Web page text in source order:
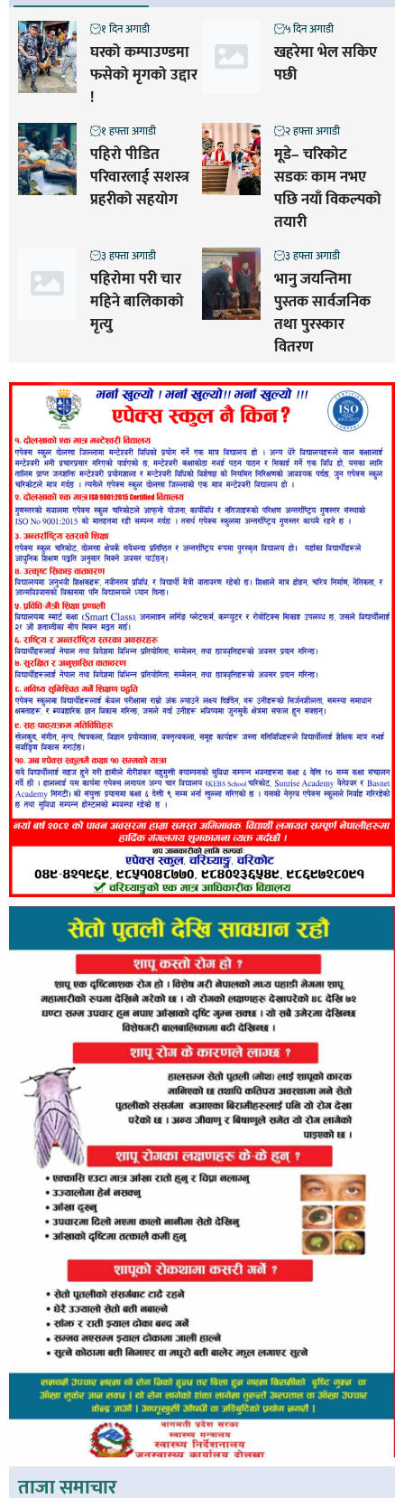
घरको कम्पाउण्डमा
फसेको मृगको उद्दार
!
१ दिन अगाडी
खहरेमा भेल सकिए
पछी
५ दिन अगाडी
पहिरो पीडित
परिवारलाई सशस्त्र
प्रहरीको सहयोग
१ हफ्ता अगाडी
मूडे– चरिकोट
सडकः काम नभए
पछि नयाँ विकल्पको
तयारी
२ हफ्ता अगाडी
पहिरोमा परी चार
महिने बालिकाको
मृत्यु
३ हफ्ता अगाडी
भानु जयन्तिमा
पुस्तक सार्वजनिक
तथा पुरस्कार
वितरण
३ हफ्ता अगाडी
ताजा समाचार